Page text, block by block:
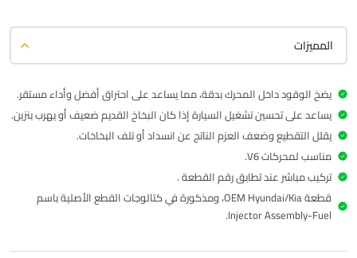
المميزات
يضخ الوقود داخل المحرك بدقة، مما يساعد على احتراق أفضل وأداء مستقر.
يساعد على تحسين تشغيل السيارة إذا كان البخاخ القديم ضعيف أو يهرب بنزين.
يقلل التقطيع وضعف العزم الناتج عن انسداد أو تلف البخاخات.
مناسب لمحركات V6.
تركيب مباشر عند تطابق رقم القطعة .
قطعة OEM Hyundai/Kia، ومذكورة في كتالوجات القطع الأصلية باسم
Injector Assembly-Fuel.